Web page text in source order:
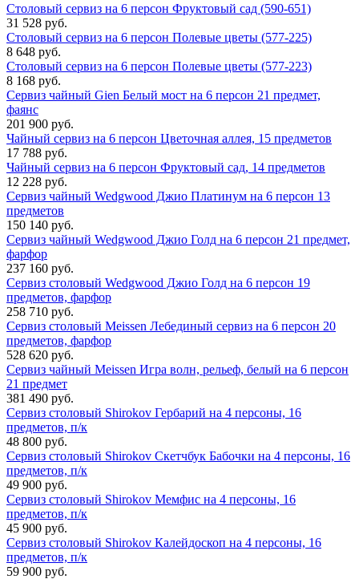
Столовый сервиз на 6 персон Фруктовый сад (590-651)
31 528 руб.
Столовый сервиз на 6 персон Полевые цветы (577-225)
8 648 руб.
Столовый сервиз на 6 персон Полевые цветы (577-223)
8 168 руб.
Сервиз чайный Gien Белый мост на 6 персон 21 предмет,
фаянс
201 900 руб.
Чайный сервиз на 6 персон Цветочная аллея, 15 предметов
17 788 руб.
Чайный сервиз на 6 персон Фруктовый сад, 14 предметов
12 228 руб.
Сервиз чайный Wedgwood Джио Платинум на 6 персон 13
предметов
150 140 руб.
Сервиз чайный Wedgwood Джио Голд на 6 персон 21 предмет,
фарфор
237 160 руб.
Сервиз столовый Wedgwood Джио Голд на 6 персон 19
предметов, фарфор
258 710 руб.
Сервиз столовый Meissen Лебединый сервиз на 6 персон 20
предметов, фарфор
528 620 руб.
Сервиз чайный Meissen Игра волн, рельеф, белый на 6 персон
21 предмет
381 490 руб.
Сервиз столовый Shirokov Гербарий на 4 персоны, 16
предметов, п/к
48 800 руб.
Сервиз столовый Shirokov Скетчбук Бабочки на 4 персоны, 16
предметов, п/к
49 900 руб.
Сервиз столовый Shirokov Мемфис на 4 персоны, 16
предметов, п/к
45 900 руб.
Сервиз столовый Shirokov Калейдоскоп на 4 персоны, 16
предметов, п/к
59 900 руб.